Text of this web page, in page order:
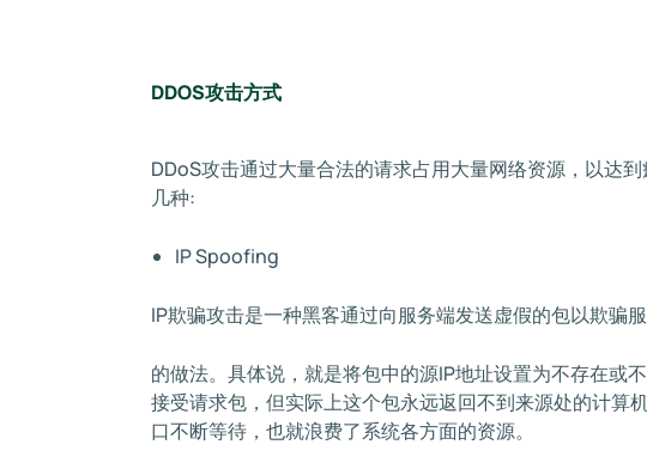
DDOS攻击方式
DDoS攻击通过大量合法的请求占用大量网络资源，以达
几种:
IP Spoofing
IP欺骗攻击是一种黑客通过向服务端发送虚假的包以欺骗
的做法。具体说，就是将包中的源IP地址设置为不存在或
接受请求包，但实际上这个包永远返回不到来源处的计算
口不断等待，也就浪费了系统各方面的资源。